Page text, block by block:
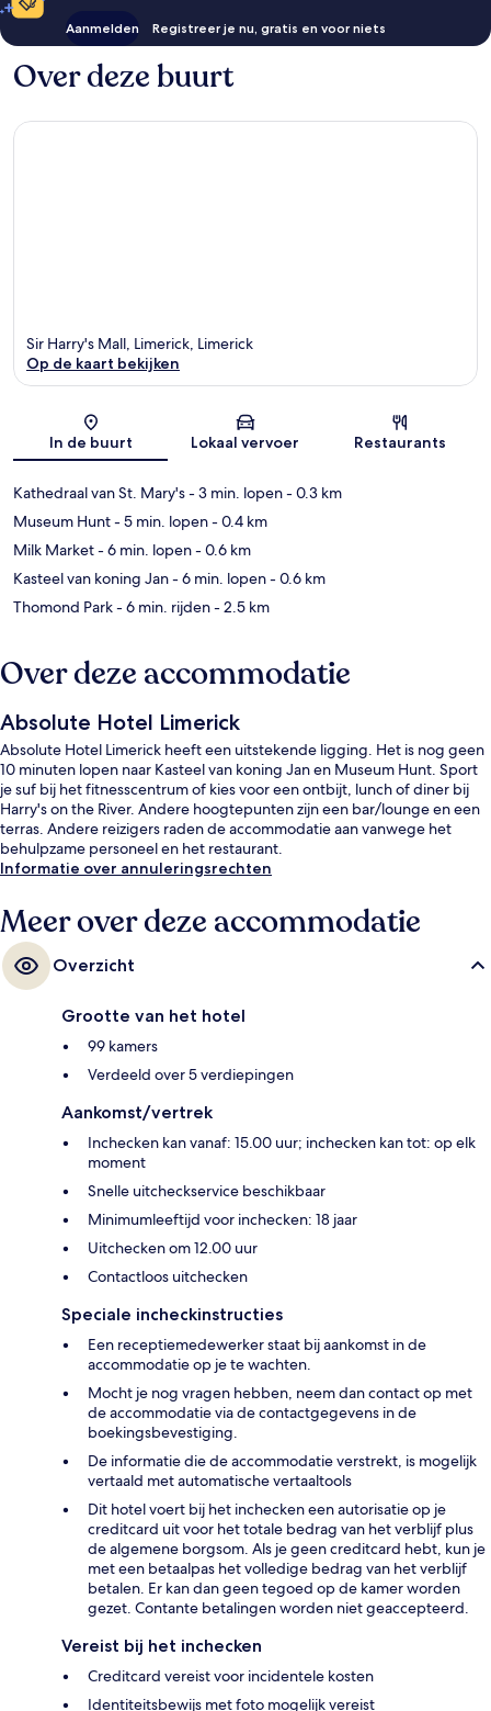
Aanmelden Registreer je nu, gratis en voor niets
Over deze buurt
Kaart
Sir Harry's Mall, Limerick, Limerick
Op de kaart bekijken
In de buurt Lokaal vervoer Restaurants
Kathedraal van St. Mary's- 3 min. lopen- 0.3 km
Museum Hunt- 5 min. lopen- 0.4 km
Milk Market- 6 min. lopen- 0.6 km
Kasteel van koning Jan- 6 min. lopen- 0.6 km
Thomond Park- 6 min. rijden- 2.5 km
Over deze accommodatie
Absolute Hotel Limerick
Absolute Hotel Limerick heeft een uitstekende ligging. Het is nog geen
10 minuten lopen naar Kasteel van koning Jan en Museum Hunt. Sport
je suf bij het fitnesscentrum of kies voor een ontbijt, lunch of diner bij
Harry's on the River. Andere hoogtepunten zijn een bar/lounge en een
terras. Andere reizigers raden de accommodatie aan vanwege het
behulpzame personeel en het restaurant.
Informatie over annuleringsrechten
Meer over deze accommodatie
Overzicht
Grootte van het hotel
99 kamers
Verdeeld over 5 verdiepingen
Aankomst/vertrek
Inchecken kan vanaf: 15.00 uur; inchecken kan tot: op elk
moment
Snelle uitcheckservice beschikbaar
Minimumleeftijd voor inchecken: 18 jaar
Uitchecken om 12.00 uur
Contactloos uitchecken
Speciale incheckinstructies
Een receptiemedewerker staat bij aankomst in de
accommodatie op je te wachten.
Mocht je nog vragen hebben, neem dan contact op met
de accommodatie via de contactgegevens in de
boekingsbevestiging.
De informatie die de accommodatie verstrekt, is mogelijk
vertaald met automatische vertaaltools
Dit hotel voert bij het inchecken een autorisatie op je
creditcard uit voor het totale bedrag van het verblijf plus
de algemene borgsom. Als je geen creditcard hebt, kun je
met een betaalpas het volledige bedrag van het verblijf
betalen. Er kan dan geen tegoed op de kamer worden
gezet. Contante betalingen worden niet geaccepteerd.
Vereist bij het inchecken
Creditcard vereist voor incidentele kosten
Identiteitsbewijs met foto mogelijk vereist